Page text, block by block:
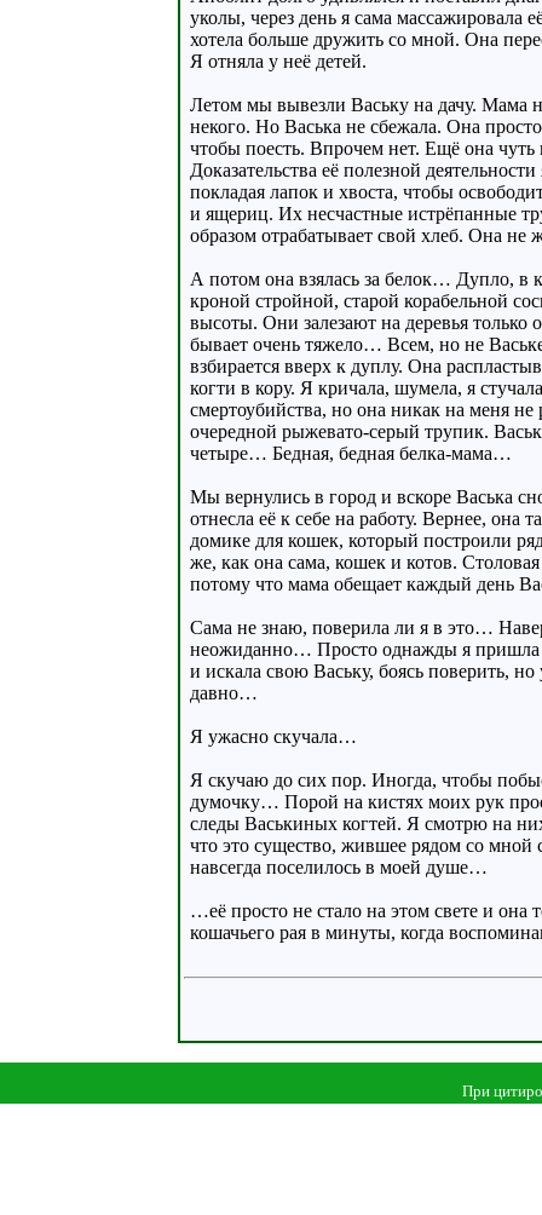
уколы, через день я сама массажировала
хотела больше дружить со мной. Она
Я отняла у неё детей.
Летом мы вывезли Ваську на дачу. Мама
некого. Но Васька не сбежала. Она
чтобы поесть. Впрочем нет. Ещё она
Доказательства её полезной
покладая лапок и хвоста, чтобы
и ящериц. Их несчастные истрёпанные
образом отрабатывает свой хлеб. Она не
А потом она взялась за белок… Дупло, в
кроной стройной, старой корабельной
высоты. Они залезают на деревья только
бывает очень тяжело… Всем, но не
взбирается вверх к дуплу. Она
когти в кору. Я кричала, шумела, я
смертоубийства, но она никак на меня не
очередной рыжевато-серый трупик.
четыре… Бедная, бедная белка-мама…
Мы вернулись в город и вскоре Васька
отнесла её к себе на работу. Вернее, она
домике для кошек, который построили
же, как она сама, кошек и котов.
потому что мама обещает каждый день
Сама не знаю, поверила ли я в это…
неожиданно… Просто однажды я пришла
и искала свою Ваську, боясь поверить,
давно…
Я ужасно скучала…
Я скучаю до сих пор. Иногда, чтобы
думочку… Порой на кистях моих рук
следы Васькиных когтей. Я смотрю на
что это существо, жившее рядом со мной
навсегда поселилось в моей душе…
…её просто не стало на этом свете и она
кошачьего рая в минуты, когда
При